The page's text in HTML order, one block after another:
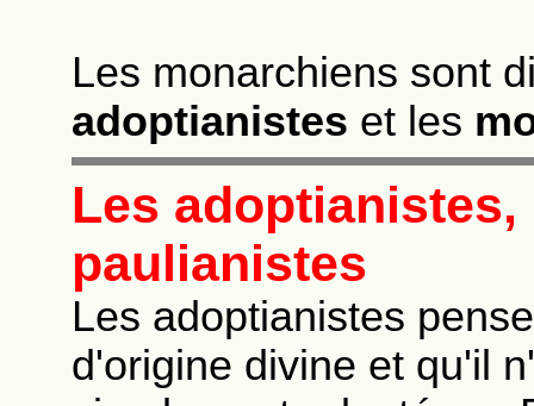
Les monarchiens sont
adoptianistes et les
Les
paulianistes
Les adoptianistes
d'origine divine et qu'il